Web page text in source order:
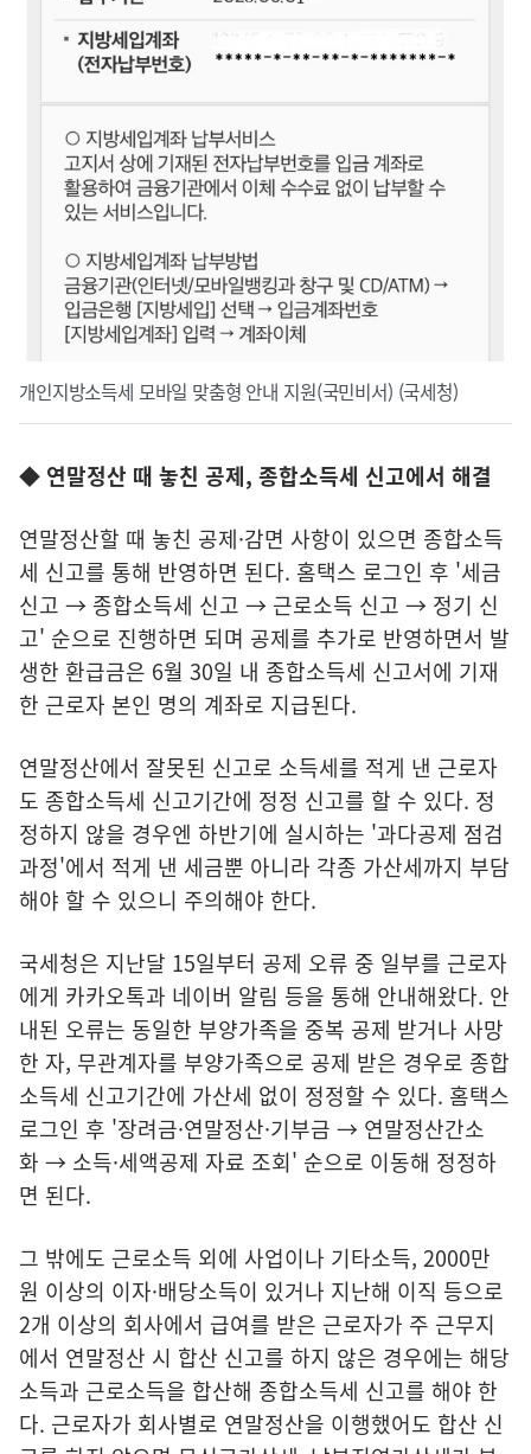
개인지방소득세 모바일 맞춤형 안내 지원(국민비서) (국세청)
◆ 연말정산 때 놓친 공제, 종합소득세 신고에서 해결
연말정산할 때 놓친 공제·감면 사항이 있으면 종합소득
세 신고를 통해 반영하면 된다. 홈택스 로그인 후 '세금
신고 → 종합소득세 신고 → 근로소득 신고 → 정기 신
고' 순으로 진행하면 되며 공제를 추가로 반영하면서 발
생한 환급금은 6월 30일 내 종합소득세 신고서에 기재
한 근로자 본인 명의 계좌로 지급된다.
연말정산에서 잘못된 신고로 소득세를 적게 낸 근로자
도 종합소득세 신고기간에 정정 신고를 할 수 있다. 정
정하지 않을 경우엔 하반기에 실시하는 '과다공제 점검
과정'에서 적게 낸 세금뿐 아니라 각종 가산세까지 부담
해야 할 수 있으니 주의해야 한다.
국세청은 지난달 15일부터 공제 오류 중 일부를 근로자
에게 카카오톡과 네이버 알림 등을 통해 안내해왔다. 안
내된 오류는 동일한 부양가족을 중복 공제 받거나 사망
한 자, 무관계자를 부양가족으로 공제 받은 경우로 종합
소득세 신고기간에 가산세 없이 정정할 수 있다. 홈택스
로그인 후 '장려금·연말정산·기부금 → 연말정산간소
화 → 소득·세액공제 자료 조회' 순으로 이동해 정정하
면 된다.
그 밖에도 근로소득 외에 사업이나 기타소득, 2000만
원 이상의 이자·배당소득이 있거나 지난해 이직 등으로
2개 이상의 회사에서 급여를 받은 근로자가 주 근무지
에서 연말정산 시 합산 신고를 하지 않은 경우에는 해당
소득과 근로소득을 합산해 종합소득세 신고를 해야 한
다. 근로자가 회사별로 연말정산을 이행했어도 합산 신